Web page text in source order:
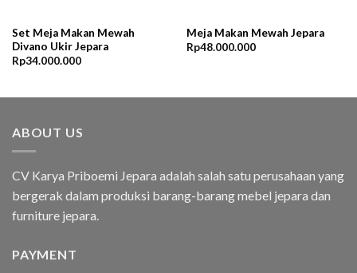
Set Meja Makan Mewah
Divano Ukir Jepara
Rp34.000.000
Meja Makan Mewah Jepara
Rp48.000.000
ABOUT US
CV Karya Priboemi Jepara adalah salah satu perusahaan yang
bergerak dalam produksi barang-barang mebel jepara dan
furniture jepara.
PAYMENT